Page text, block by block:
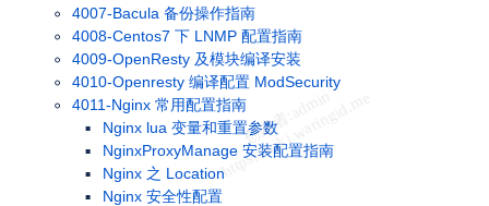
4007-Bacula 备份操作指南
4008-Centos7 下 LNMP 配置指南
4009-OpenResty 及模块编译安装
4010-Openresty 编译配置 ModSecurity
4011-Nginx 常用配置指南
Nginx lua 变量和重置参数
NginxProxyManage 安装配置指南
Nginx 之 Location
Nginx 安全性配置